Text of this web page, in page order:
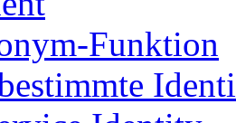
Funktion